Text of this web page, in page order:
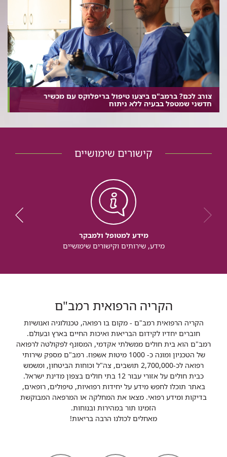
צורב לכם? ברמב"ם ביצעו טיפול בריפלוקס עם מכשיר
חדשני שמטפל בבעיה ללא ניתוח
קישורים שימושיים
מידע למטופל ולמבקר
מידע, שירותים וקישורים שימושיים
הקריה הרפואית רמב"ם
הקריה הרפואית רמב"ם - מקום בו רפואה, טכנולוגיה ואנושיות
חוברים יחדיו לקידום הבריאות ואיכות החיים בארץ ובעולם.
רמב"ם הוא בית חולים ממשלתי אקדמי, המסונף לפקולטה לרפואה
של הטכניון ומונה כ- 1000 מיטות אשפוז. רמב"ם מספק שירותי
רפואה לכ-2,700,000 תושבים, צה"ל וכוחות הביטחון, ומשמש
כבית חולים על אזורי עבור 12 בתי חולים בצפון מדינת ישראל.
באתר תוכלו לחפש מידע על יחידות רפואיות, טיפולים, רופאים,
בדיקות ומידע רפואי. מצאו את המחלקה או המרפאה המבוקשת
הזמינו תור במהירות ובנוחות.
מאחלים לכולנו הרבה בריאות!